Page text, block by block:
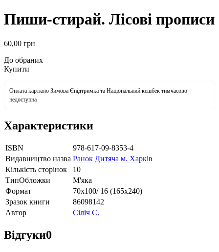
Пиши-стирай. Лісові прописи
60,00 грн
До обраних
Купити
Оплата карткою Зимова Єпідтримка та Національний кешбек тимчасово
недоступна
Характеристики
ISBN
978-617-09-8353-4
Видавництво назва Ранок Дитяча м. Харків
Кількість сторінок
10
ТипОбложки
М'яка
Формат
70х100/ 16 (165х240)
Зразок книги
86098142
Автор
Сіліч С.
Відгуки0